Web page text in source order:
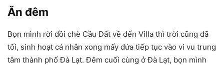
Ăn đêm
Bọn mình rời đồi chè Cầu Đất về đến Villa thì trời cũng đã
tối, sinh hoạt cá nhân xong mấy đứa tiếp tục vào vi vu trung
tâm thành phố Đà Lạt. Đêm cuối cùng ở Đà Lạt, bọn mình